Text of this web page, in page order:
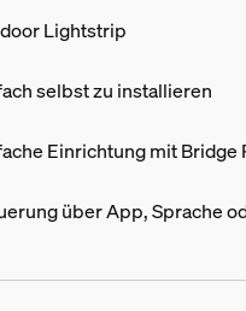
Lightstrip
selbst zu installieren
Einrichtung mit Bridge
über App, Sprache